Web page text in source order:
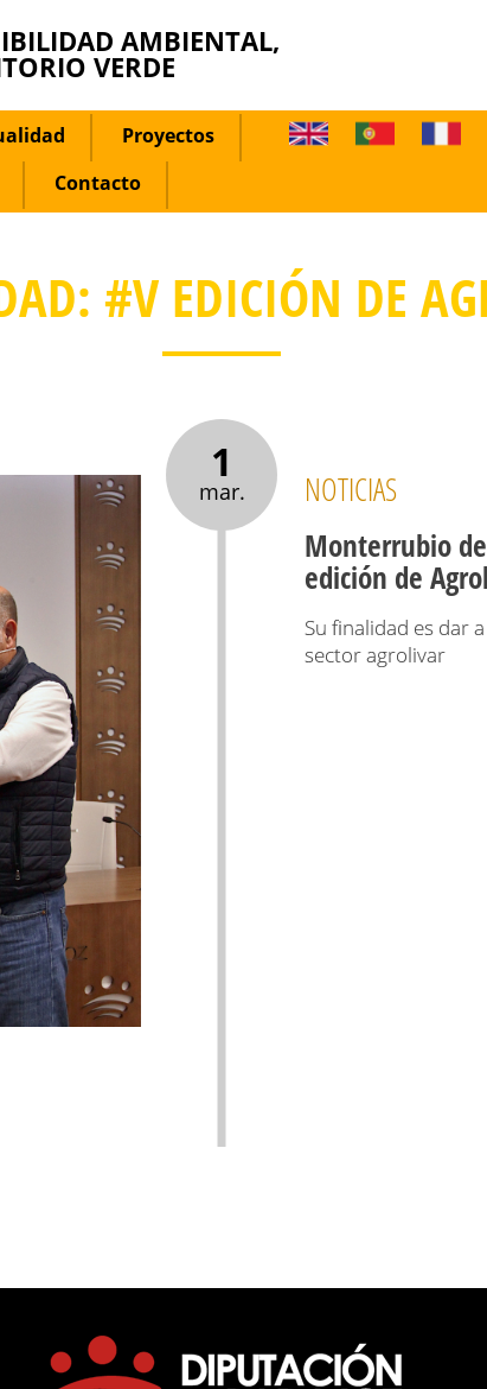
AMBIENTAL,
VERDE
Proyectos
Contacto
#V EDICIÓN DE
1
mar. NOTICIAS
Monterrubio
edición de
Su finalidad es dar
sector agrolivar